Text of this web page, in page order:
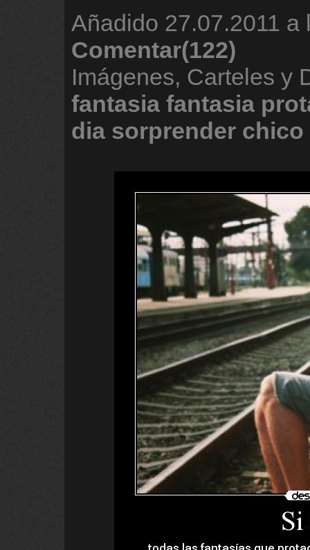
Añadido 27.07.2011 a
Comentar(122)
Imágenes, Carteles y
fantasia fantasia
dia sorprender chico